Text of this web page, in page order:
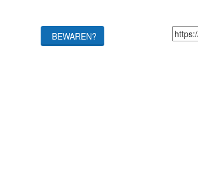
BEWAREN?